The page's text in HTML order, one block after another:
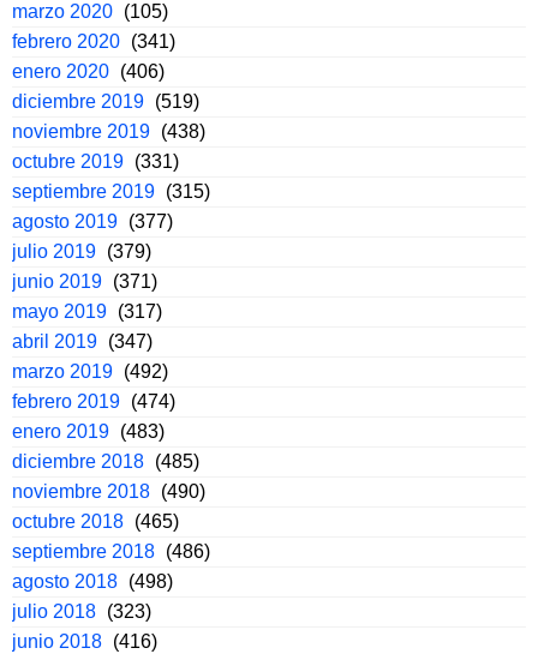
marzo 2020 (105)
febrero 2020 (341)
enero 2020 (406)
diciembre 2019 (519)
noviembre 2019 (438)
octubre 2019 (331)
septiembre 2019 (315)
agosto 2019 (377)
julio 2019 (379)
junio 2019 (371)
mayo 2019 (317)
abril 2019 (347)
marzo 2019 (492)
febrero 2019 (474)
enero 2019 (483)
diciembre 2018 (485)
noviembre 2018 (490)
octubre 2018 (465)
septiembre 2018 (486)
agosto 2018 (498)
julio 2018 (323)
junio 2018 (416)